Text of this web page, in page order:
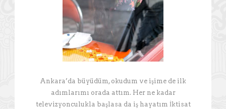
Ankara’da büyüdüm, okudum ve işime de ilk
adımlarımı orada attım. Her ne kadar
televizyonculukla başlasa da iş hayatım İktisat